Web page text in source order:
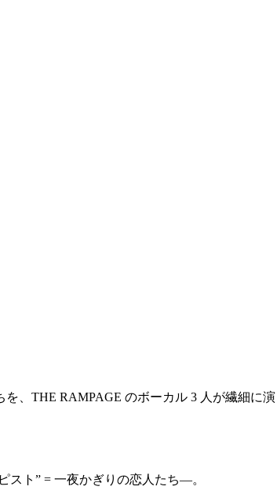
、THE RAMPAGE のボーカル 3 ⼈が繊細に
スト” = ⼀夜かぎりの恋⼈たち―。